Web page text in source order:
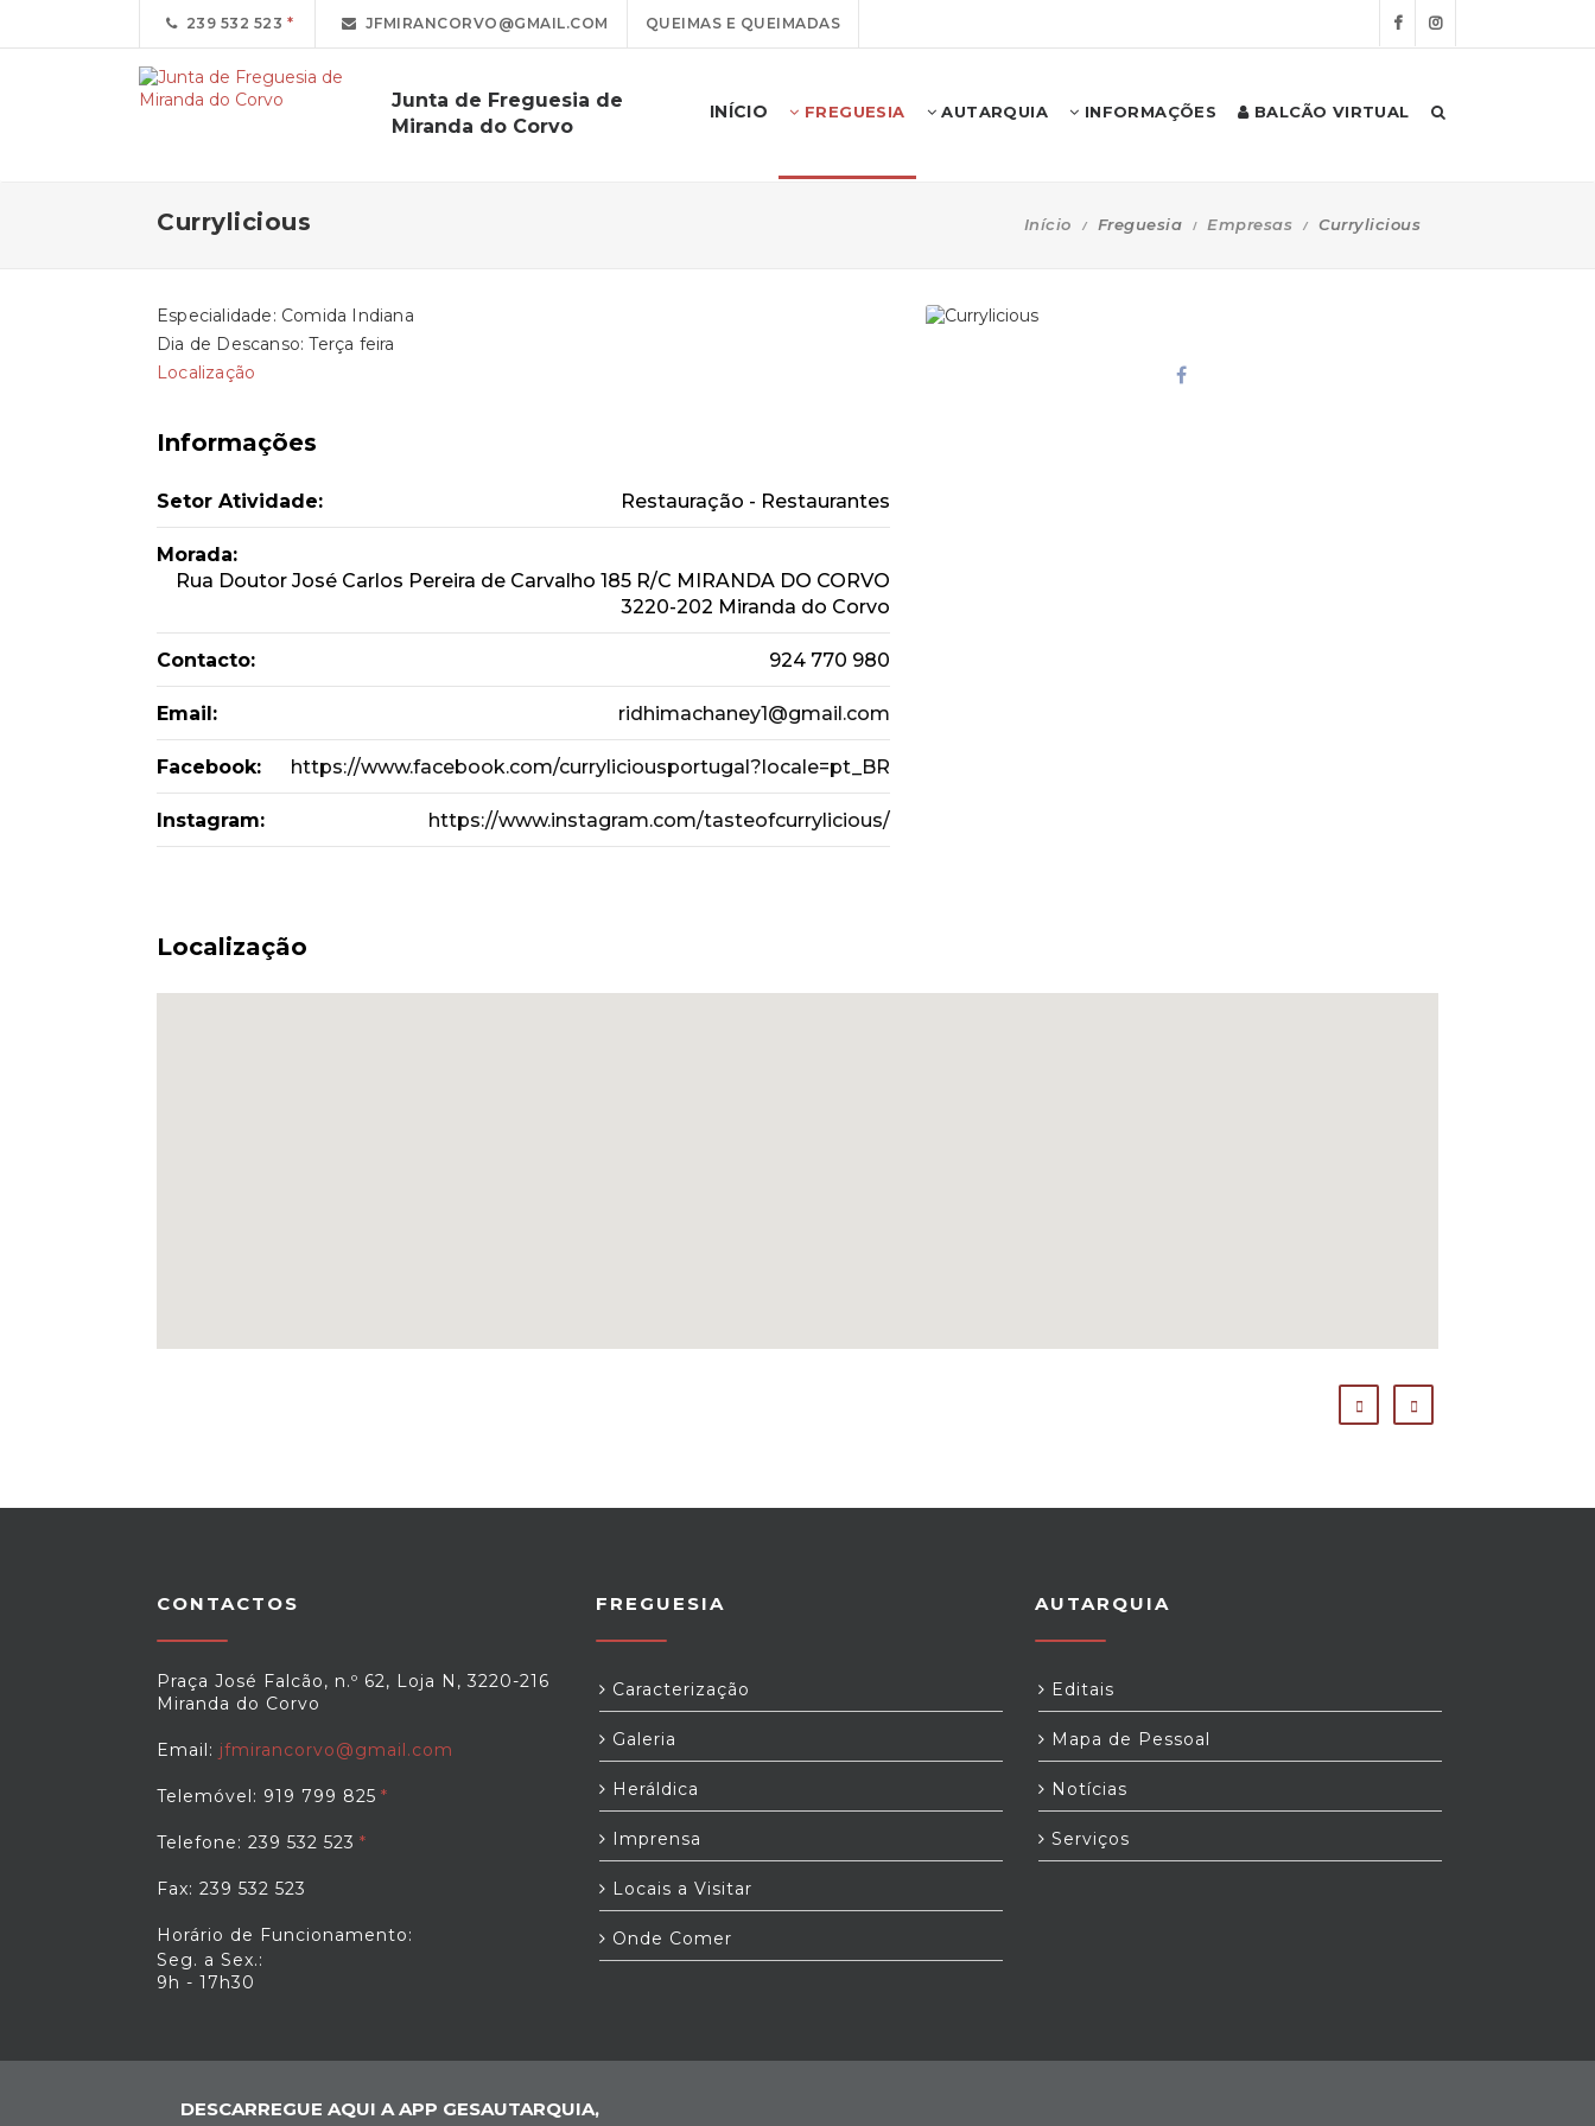
239 532 523 JFMIRANCORVO@GMAIL.COM QUEIMAS E QUEIMADAS
Junta de Freguesia de
Miranda do Corvo
INÍCIO FREGUESIA AUTARQUIA INFORMAÇÕES BALCÃO VIRTUAL
Currylicious Início Freguesia Empresas Currylicious
Especialidade: Comida Indiana
Dia de Descanso: Terça feira
Localização
Informações
Setor Atividade: Restauração - Restaurantes
Morada:
Rua Doutor José Carlos Pereira de Carvalho 185 R/C MIRANDA DO CORVO
3220-202 Miranda do Corvo
Contacto: 924 770 980
Email: ridhimachaney1@gmail.com
Facebook: https://www.facebook.com/curryliciousportugal?locale=pt_BR
Instagram: https://www.instagram.com/tasteofcurrylicious/
Localização
CONTACTOS
Praça José Falcão, n.º 62, Loja N, 3220-216
Miranda do Corvo
Email: jfmirancorvo@gmail.com
Telemóvel: 919 799 825
Telefone: 239 532 523
Fax: 239 532 523
Horário de Funcionamento:
Seg. a Sex.:
9h - 17h30
FREGUESIA
Caracterização
Galeria
Heráldica
Imprensa
Locais a Visitar
Onde Comer
AUTARQUIA
Editais
Mapa de Pessoal
Notícias
Serviços
DESCARREGUE AQUI A APP GESAUTARQUIA,